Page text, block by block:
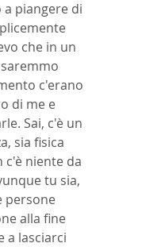
piangere di
che in un
c'erano
di me e
Sai, c'è un
sia fisica
c'è niente da
tu sia,
persone
alla fine
a lasciarci